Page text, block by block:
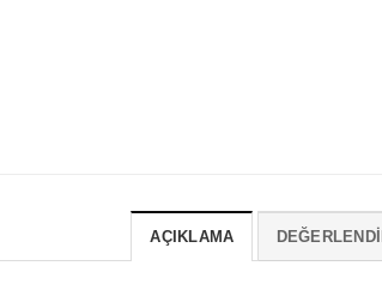
AÇIKLAMA